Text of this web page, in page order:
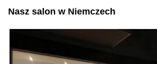
Nasz salon w Niemczech